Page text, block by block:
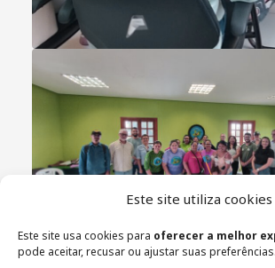
Este site utiliza cookies
Este site usa cookies para oferecer a melhor
pode aceitar, recusar ou ajustar suas preferências.